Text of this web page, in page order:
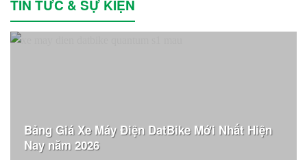
TIN TỨC & SỰ KIỆN
Bảng Giá Xe Máy Điện DatBike Mới Nhất Hiện
Nay năm 2026